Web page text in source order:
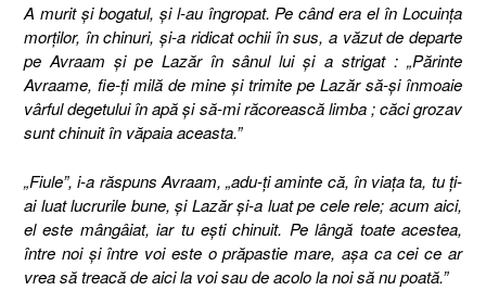
A murit şi bogatul, şi l-au îngropat. Pe când era el în Locuinţa
morţilor, în chinuri, şi-a ridicat ochii în sus, a văzut de departe
pe Avraam şi pe Lazăr în sânul lui şi a strigat : „Părinte
Avraame, fie-ţi milă de mine şi trimite pe Lazăr să-şi înmoaie
vârful degetului în apă şi să-mi răcorească limba ; căci grozav
sunt chinuit în văpaia aceasta.”
„Fiule”, i-a răspuns Avraam, „adu-ţi aminte că, în viaţa ta, tu ţi-
ai luat lucrurile bune, şi Lazăr şi-a luat pe cele rele; acum aici,
el este mângâiat, iar tu eşti chinuit. Pe lângă toate acestea,
între noi şi între voi este o prăpastie mare, aşa ca cei ce ar
vrea să treacă de aici la voi sau de acolo la noi să nu poată.”